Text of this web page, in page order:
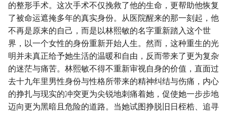
的整形手术。这次手术不仅挽救了他的生命，更帮助他恢复
了被命运遮掩多年的真实身份。从医院醒来的那一刻起，他
不再是原来的自己，而是以林熙敏的名字重新踏入这个世
界，以一个女性的身份重新开始人生。然而，这种重生的光
明并未真正给予她生活的温暖和自由，反而带来了更为复杂
的迷茫与痛苦。林熙敏不得不重新审视自身的价值，直面过
去十九年里男性身份与性格所带来的精神纠结与伤痛，内心
的挣扎与现实的冲突更为尖锐地刺痛着她，促使她一步步地
迈向更为黑暗且危险的道路。当她试图挣脱旧日桎梏、追寻